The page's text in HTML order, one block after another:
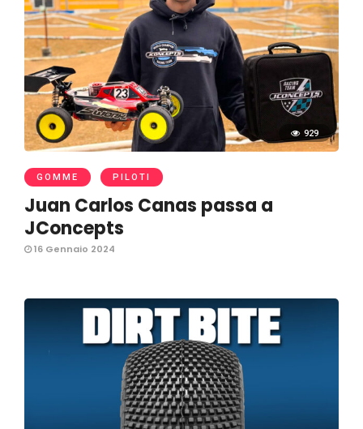
929
GOMME PILOTI
Juan Carlos Canas passa a
JConcepts
16 Gennaio 2024